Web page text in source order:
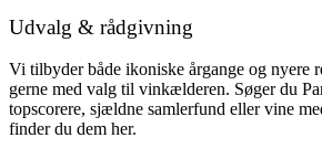
Udvalg & rådgivning
Vi tilbyder både ikoniske årgange og nyere
gerne med valg til vinkælderen. Søger du
topscorere, sjældne samlerfund eller vine
finder du dem her.